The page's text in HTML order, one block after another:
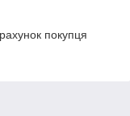
покупця